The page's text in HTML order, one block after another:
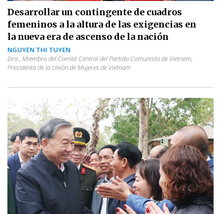
Desarrollar un contingente de cuadros
femeninos a la altura de las exigencias en
la nueva era de ascenso de la nación
NGUYEN THI TUYEN
Dra., Miembro del Comité Central del Partido Comunista de Vietnam,
Presidenta de la Unión de Mujeres de Vietnam